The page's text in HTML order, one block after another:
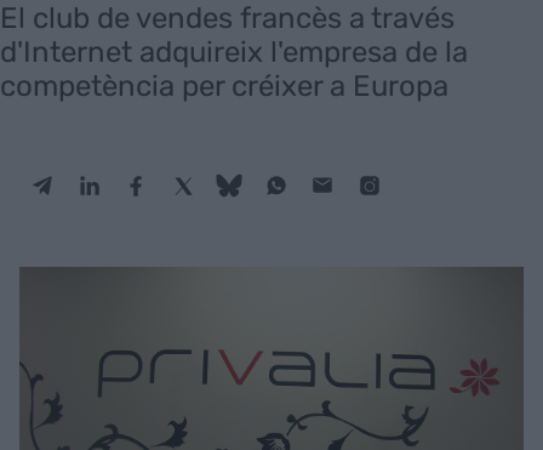
El club de vendes francès a través
d'Internet adquireix l'empresa de la
competència per créixer a Europa